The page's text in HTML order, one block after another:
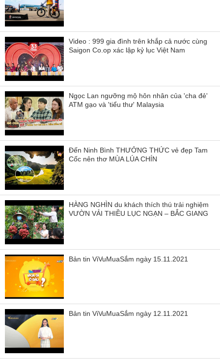
Video : 999 gia đình trên khắp cả nước cùng
Saigon Co.op xác lập kỷ lục Việt Nam
Ngọc Lan ngưỡng mộ hôn nhân của 'cha đẻ'
ATM gạo và 'tiểu thư' Malaysia
Đến Ninh Bình THƯỞNG THỨC vẻ đẹp Tam
Cốc nên thơ MÙA LÚA CHÍN
HÀNG NGHÌN du khách thích thú trải nghiệm
VƯỜN VẢI THIỀU LỤC NGẠN – BẮC GIANG
Bản tin ViVuMuaSắm ngày 15.11.2021
Bản tin ViVuMuaSắm ngày 12.11.2021